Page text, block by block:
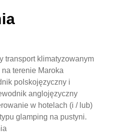
transport klimatyzowanym
terenie Maroka
polskojęzyczny i
anglojęzyczny
w hotelach (i / lub)
glamping na pustyni.